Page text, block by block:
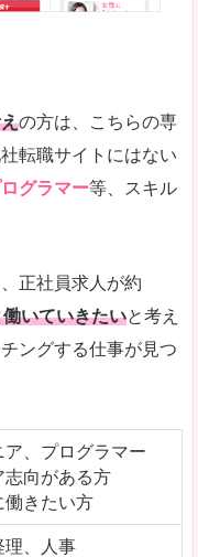
がすぐにわかるので、給
はない日払いや週払いと
されるので、転職を急い
でおなじみなこともあり
ーンで、見ていても疲れ
浜松市」の
見てみる
の方は、こちらの専
転職サイトにはない
グラマー等、スキル
正社員求人が約
いていきたいと考え
ングする仕事が見つ
ア、プログラマー
志向がある方
働きたい方
理、人事